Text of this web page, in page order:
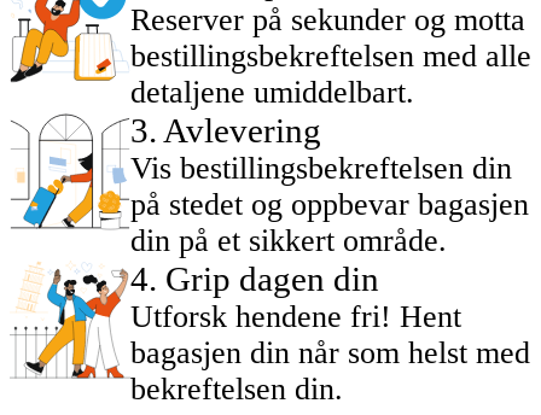
Reserver på sekunder og motta
bestillingsbekreftelsen med alle
detaljene umiddelbart.
3. Avlevering
Vis bestillingsbekreftelsen din
på stedet og oppbevar bagasjen
din på et sikkert område.
4. Grip dagen din
Utforsk hendene fri! Hent
bagasjen din når som helst med
bekreftelsen din.